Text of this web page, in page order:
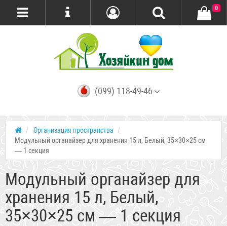
(099) 118-49-46
0
Организация пространства
Модульный органайзер для хранения 15 л, Белый, 35×30×25 см
— 1 секция
Модульный органайзер для
хранения 15 л, Белый,
35×30×25 см — 1 секция